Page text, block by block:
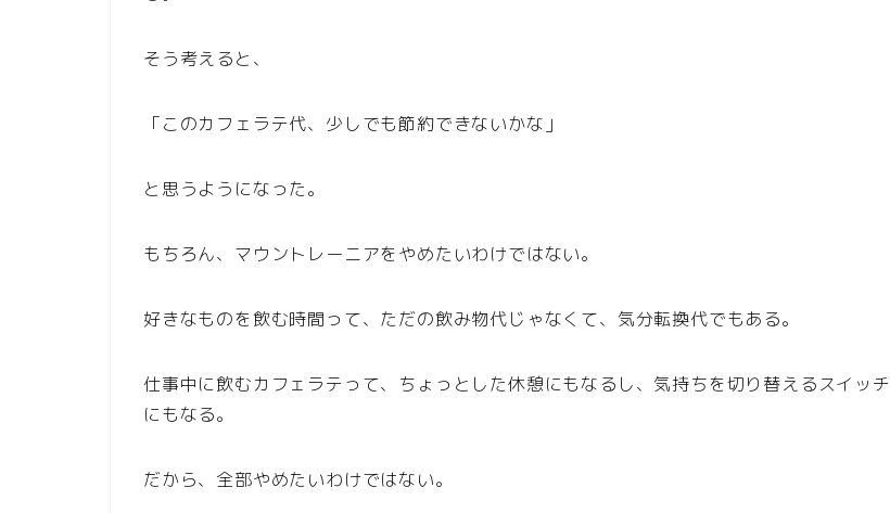
そう考えると、
「このカフェラテ代、少しでも節約できないかな」
と思うようになった。
もちろん、マウントレーニアをやめたいわけではない。
好きなものを飲む時間って、ただの飲み物代じゃなくて、気分転換代でもある。
仕事中に飲むカフェラテって、ちょっとした休憩にもなるし、気持ちを切り替えるスイッチ
にもなる。
だから、全部やめたいわけではない。